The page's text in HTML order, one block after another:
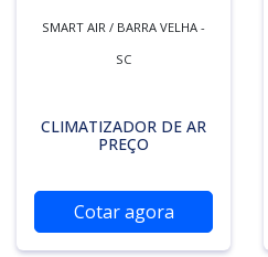
SMART AIR / BARRA VELHA -
SC
CLIMATIZADOR DE AR
PREÇO
Cotar agora